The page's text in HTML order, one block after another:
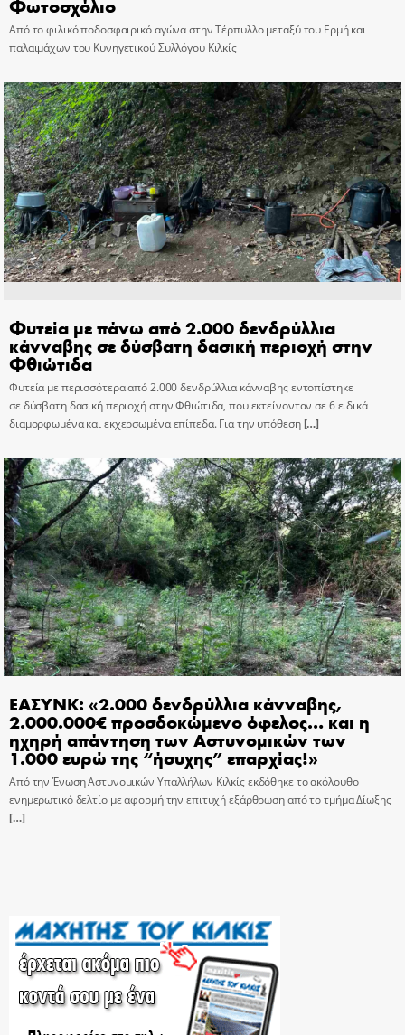
Φωτοσχόλιο
Από το φιλικό ποδοσφαιρικό αγώνα στην Τέρπυλλο μεταξύ του Ερμή και
παλαιμάχων του Κυνηγετικού Συλλόγου Κιλκίς
Φυτεία με πάνω από 2.000 δενδρύλλια
κάνναβης σε δύσβατη δασική περιοχή στην
Φθιώτιδα
Φυτεία με περισσότερα από 2.000 δενδρύλλια κάνναβης εντοπίστηκε
σε δύσβατη δασική περιοχή στην Φθιώτιδα, που εκτείνονταν σε 6 ειδικά
διαμορφωμένα και εκχερσωμένα επίπεδα. Για την υπόθεση[…]
ΕΑΣΥΝΚ: «2.000 δενδρύλλια κάνναβης,
2.000.000€ προσδοκώμενο όφελος… και η
ηχηρή απάντηση των Αστυνομικών των
1.000 ευρώ της “ήσυχης” επαρχίας!»
Από την Ένωση Αστυνομικών Υπαλλήλων Κιλκίς εκδόθηκε το ακόλουθο
ενημερωτικό δελτίο με αφορμή την επιτυχή εξάρθρωση από το τμήμα Δίωξης
[…]